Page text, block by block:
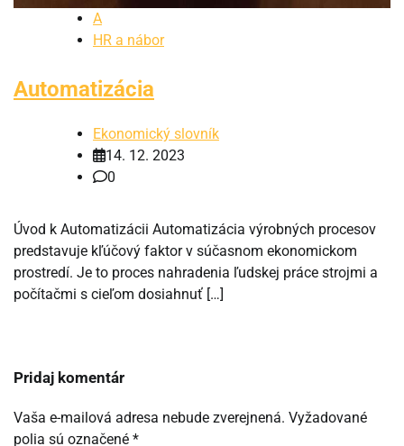
A
HR a nábor
Automatizácia
Ekonomický slovník
14. 12. 2023
0
Úvod k Automatizácii Automatizácia výrobných procesov
predstavuje kľúčový faktor v súčasnom ekonomickom
prostredí. Je to proces nahradenia ľudskej práce strojmi a
počítačmi s cieľom dosiahnuť […]
Pridaj komentár
Vaša e-mailová adresa nebude zverejnená. Vyžadované
polia sú označené *